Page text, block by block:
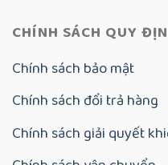
CHÍNH SÁCH QUY
Chính sách bảo mật
Chính sách đổi trả hàng
Chính sách giải quyết